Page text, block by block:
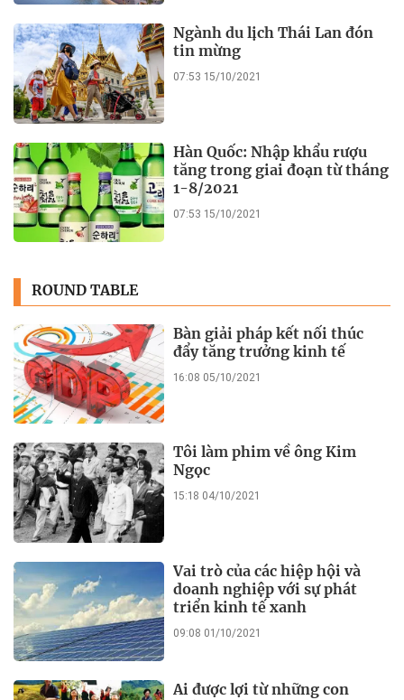
Ngành du lịch Thái Lan đón
tin mừng
07:53 15/10/2021
Hàn Quốc: Nhập khẩu rượu
tăng trong giai đoạn từ tháng
1-8/2021
07:53 15/10/2021
ROUND TABLE
Bàn giải pháp kết nối thúc
đẩy tăng trưởng kinh tế
16:08 05/10/2021
Tôi làm phim về ông Kim
Ngọc
15:18 04/10/2021
Vai trò của các hiệp hội và
doanh nghiệp với sự phát
triển kinh tế xanh
09:08 01/10/2021
Ai được lợi từ những con